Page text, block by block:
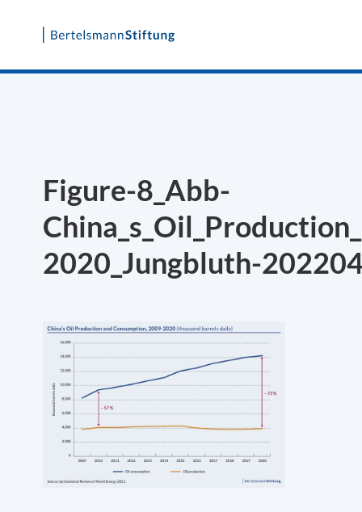
Skip
Figure-8_Abb-
2020_Jungbluth-